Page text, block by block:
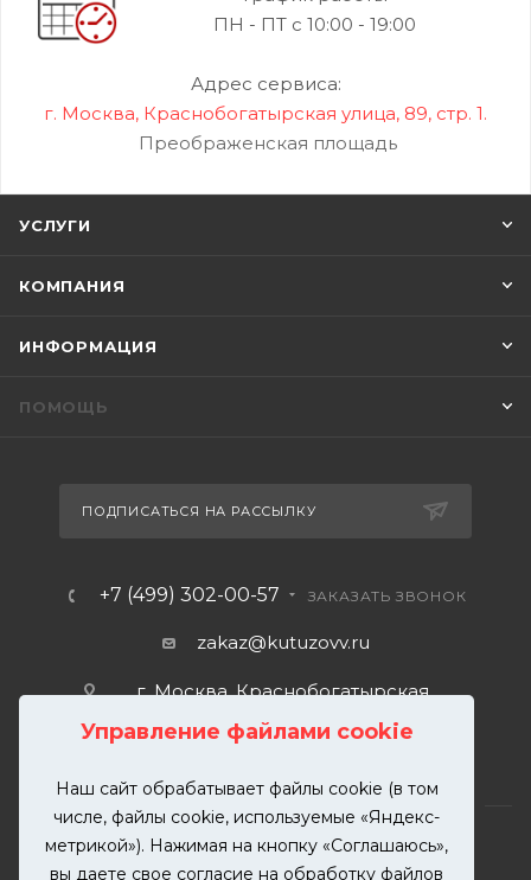
Управление файлами cookie
Наш сайт обрабатывает файлы cookie (в том
числе, файлы cookie, используемые «Яндекс-
метрикой»). Нажимая на кнопку «Соглашаюсь»,
вы даете свое согласие на обработку файлов
ПН - ПТ с 10:00 - 19:00
Адрес сервиса:
г. Москва, Краснобогатырская улица, 89, стр. 1.
Преображенская площадь
УСЛУГИ
КОМПАНИЯ
ИНФОРМАЦИЯ
ПОМОЩЬ
ПОДПИСАТЬСЯ НА РАССЫЛКУ
+7 (499) 302-00-57 ЗАКАЗАТЬ ЗВОНОК
zakaz@kutuzovv.ru
г. Москва, Краснобогатырская